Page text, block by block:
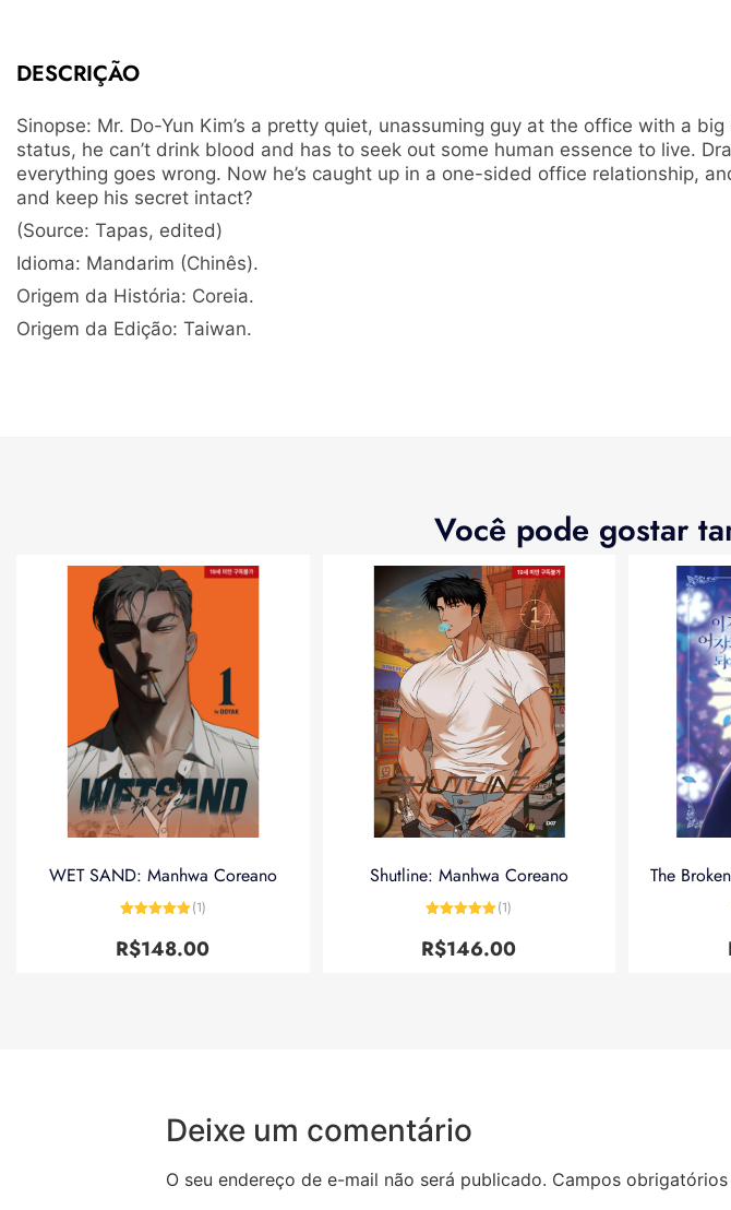
DESCRIÇÃO
Sinopse: Mr. Do-Yun Kim’s a pretty quiet, unassuming guy at the office with a
status, he can’t drink blood and has to seek out some human essence to live.
everything goes wrong. Now he’s caught up in a one-sided office relationship,
and keep his secret intact?
(Source: Tapas, edited)
Idioma: Mandarim (Chinês).
Origem da História: Coreia.
Origem da Edição: Taiwan.
Você pode gostar
WET SAND: Manhwa Coreano
de 5
(1)
R$148.00
Shutline: Manhwa Coreano
de 5
(1)
R$146.00
The
Deixe um comentário
O seu endereço de e-mail não será publicado. Campos